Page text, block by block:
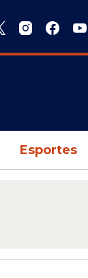
Esportes